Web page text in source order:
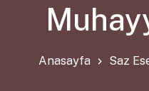
Anasayfa Saz